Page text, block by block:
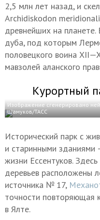
2,5 млн лет назад, и
Archidiskodon
древнейших на планете.
дуба, под которым
половецкого воина
мавзолей аланского
Курортный
Изображение сгенерировано
Шамуков/ТАСС
Исторический парк с
и старинными зданиями
жизни Ессентуков.
деревьев расположены
источника № 17,
точности повторяющая
в Ялте.